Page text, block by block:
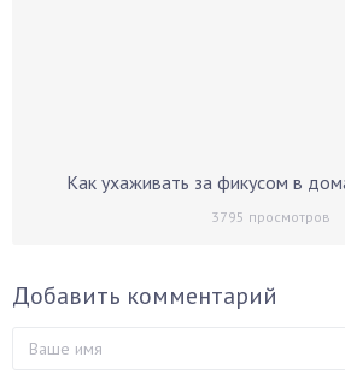
Как ухаживать за фикусом в
3795 просмотров
Добавить комментарий